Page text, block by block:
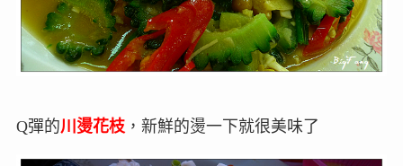
Q彈的川燙花枝，新鮮的燙一下就很美味了